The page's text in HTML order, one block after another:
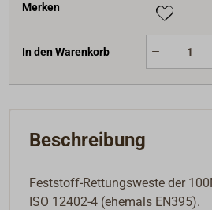
Merken
In den Warenkorb
Beschreibung
Feststoff-Rettungsweste der
ISO 12402-4 (ehemals EN395).